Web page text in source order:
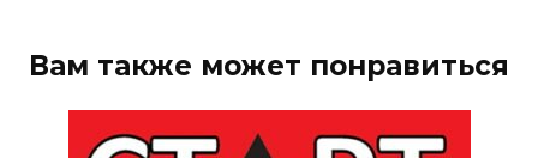
Вам также может понравиться